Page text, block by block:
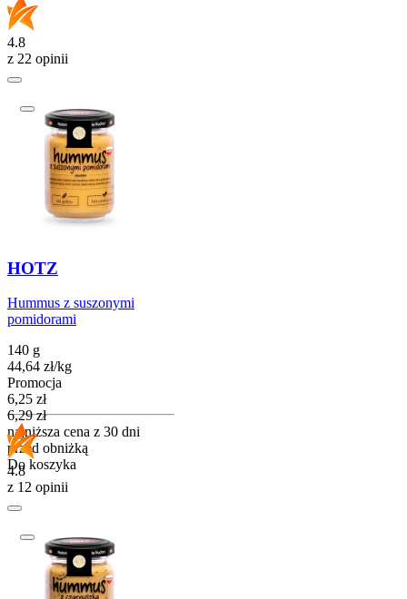
4.8
z 22 opinii
HOTZ
Hummus z suszonymi
pomidorami
140 g
44,64 zł/kg
Promocja
Cena promocyjna
6,25 zł
6,29 zł
najniższa cena z 30 dni
przed obniżką
Do koszyka
4.8
z 12 opinii